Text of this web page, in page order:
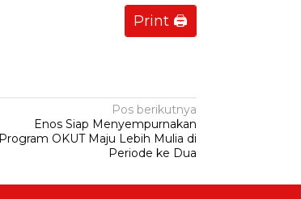
Print 🖨
Pos berikutnya
Enos Siap Menyempurnakan
Program OKUT Maju Lebih Mulia di
Periode ke Dua